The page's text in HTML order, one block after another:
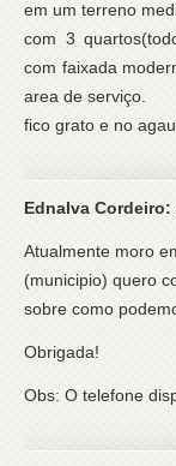
em um terreno
com 3
com faixada
area de serviço.
fico grato e no
Ednalva Cordeiro:
Atualmente moro
(municipio) quero
sobre como
Obrigada!
Obs: O telefone